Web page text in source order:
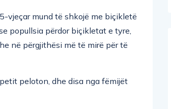
vjeçar mund të shkojë me biçikletë
popullsia përdor biçikletat e tyre,
në përgjithësi më të mirë për të
peloton, dhe disa nga fëmijët